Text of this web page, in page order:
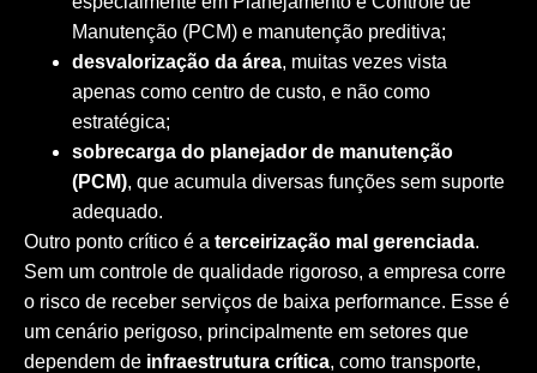
Manutenção (PCM) e manutenção preditiva;
desvalorização da área, muitas vezes vista
apenas como centro de custo, e não como
estratégica;
sobrecarga do planejador de manutenção
(PCM), que acumula diversas funções sem suporte
adequado.
Outro ponto crítico é a terceirização mal gerenciada.
Sem um controle de qualidade rigoroso, a empresa corre
o risco de receber serviços de baixa performance. Esse é
um cenário perigoso, principalmente em setores que
dependem de infraestrutura crítica, como transporte,